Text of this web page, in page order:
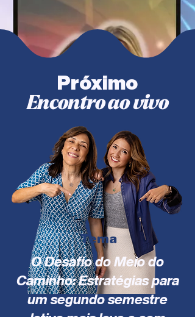
Próximo
Encontro ao vivo
O Desafio do Meio do
Caminho: Estratégias para
um segundo semestre
Tema